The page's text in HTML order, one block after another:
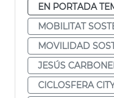
EN PORTADA
MOBILITAT
MOVILIDAD
JESÚS
CICLOSFERA